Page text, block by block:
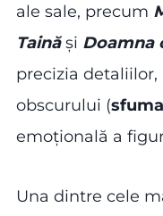
ale sale, precum
Tainăși Doamna
precizia
obscurului (
emoțională a
Una dintre cele